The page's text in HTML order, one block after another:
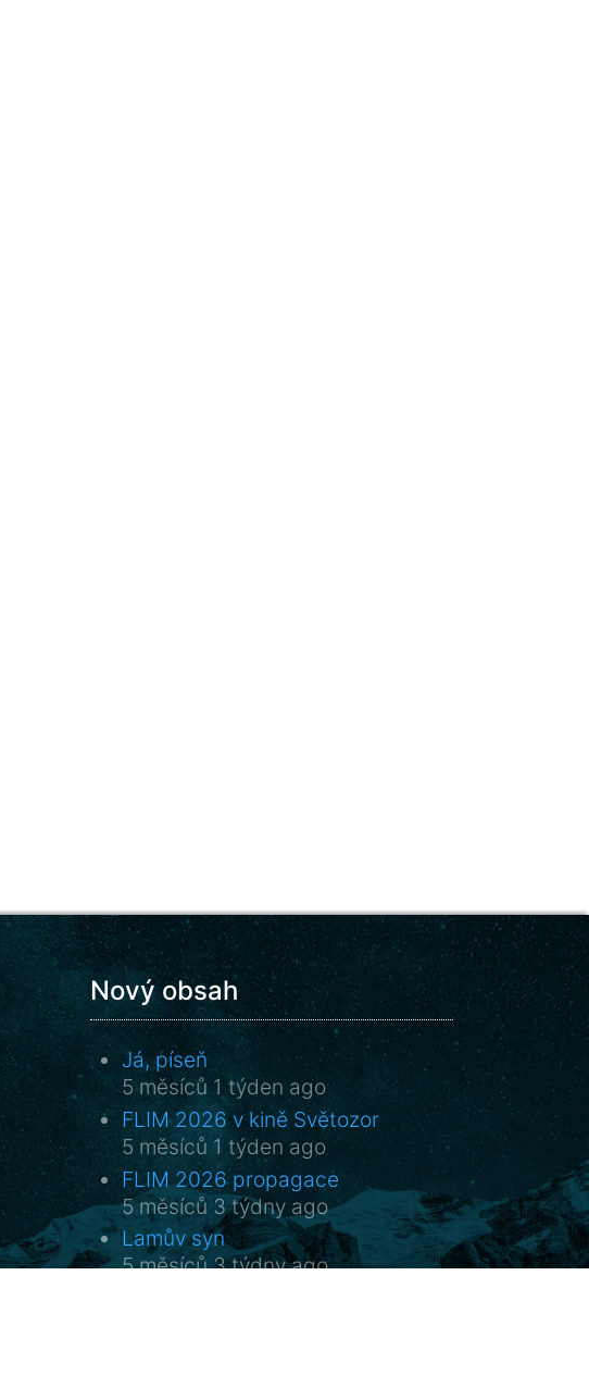
Nový obsah
Já, píseň
5 měsíců 1 týden ago
FLIM 2026 v kině Světozor
5 měsíců 1 týden ago
FLIM 2026 propagace
5 měsíců 3 týdny ago
Lamův syn
5 měsíců 3 týdny ago